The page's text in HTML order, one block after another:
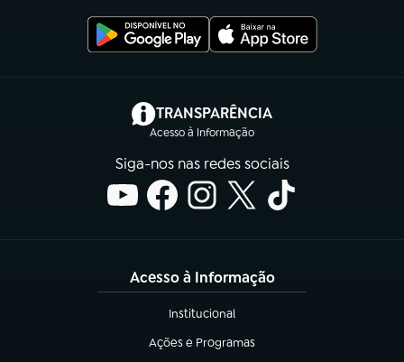
TRANSPARÊNCIA
Acesso à Informação
(abre em nova aba)
Siga-nos nas redes sociais
Acesso à Informação
Institucional
(abre em nova aba)
Ações e Programas
(abre em nova aba)